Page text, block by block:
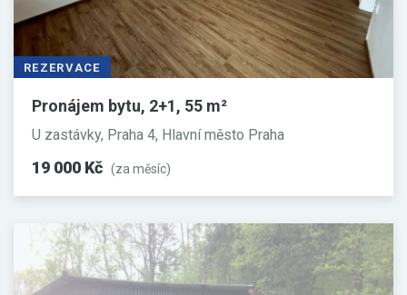
REZERVACE
Pronájem bytu, 2+1, 55 m²
U zastávky, Praha 4, Hlavní město Praha
19 000 Kč (za měsíc)